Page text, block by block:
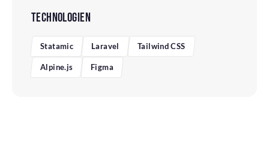
TECHNOLOGIEN
Statamic Laravel Tailwind CSS
Alpine.js Figma